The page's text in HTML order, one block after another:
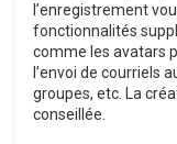
l’enregistrement
fonctionnalités
comme les avatars
l’envoi de courriels
groupes, etc. La
conseillée.